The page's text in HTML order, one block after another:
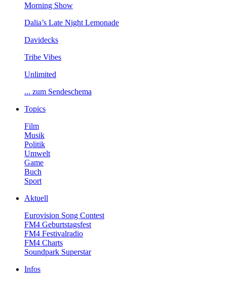
MorningShow
Dalia’sLateNightLemonade
Davidecks
TribeVibes
Unlimited
...zumSendeschema
Topics
Film
Musik
Politik
Umwelt
Game
Buch
Sport
Aktuell
EurovisionSongContest
FM4Geburtstagsfest
FM4Festivalradio
FM4Charts
SoundparkSuperstar
Infos